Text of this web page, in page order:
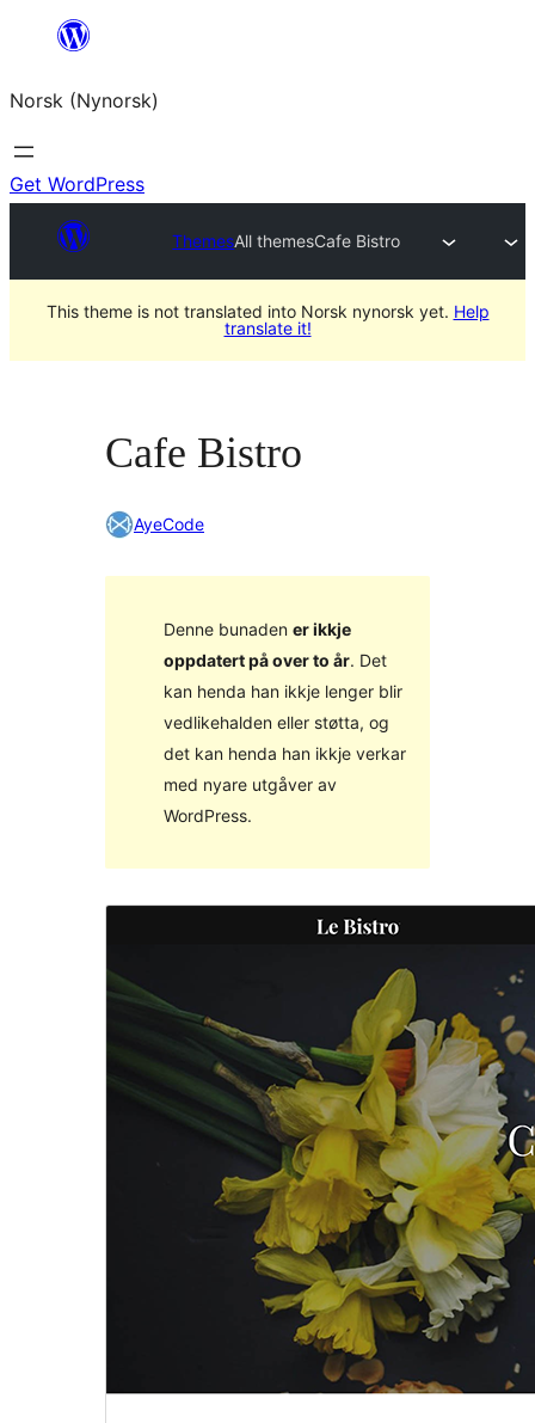
content
Norsk (Nynorsk)
Get WordPress
ThemesAll themesCafe Bistro
This theme is not translated into Norsk nynorsk yet. Help
translate it!
Cafe Bistro
AyeCode
Denne bunaden er ikkje
oppdatert på over to år. Det
kan henda han ikkje lenger blir
vedlikehalden eller støtta, og
det kan henda han ikkje verkar
med nyare utgåver av
WordPress.